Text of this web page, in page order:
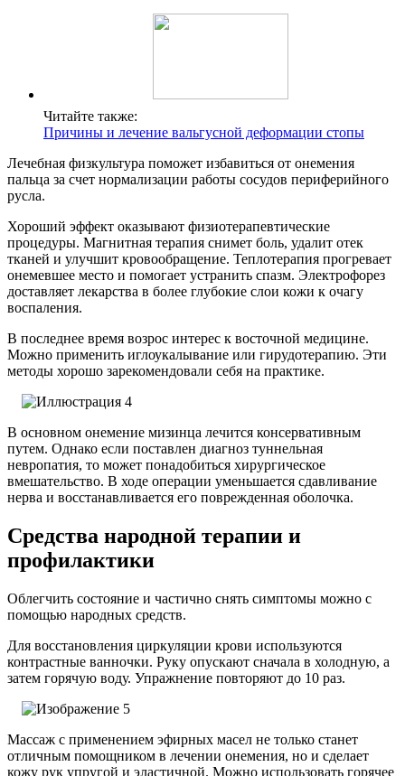
Читайте также:
Причины и лечение вальгусной деформации стопы
Лечебная физкультура поможет избавиться от онемения
пальца за счет нормализации работы сосудов периферийного
русла.
Хороший эффект оказывают физиотерапевтические
процедуры. Магнитная терапия снимет боль, удалит отек
тканей и улучшит кровообращение. Теплотерапия прогревает
онемевшее место и помогает устранить спазм. Электрофорез
доставляет лекарства в более глубокие слои кожи к очагу
воспаления.
В последнее время возрос интерес к восточной медицине.
Можно применить иглоукалывание или гирудотерапию. Эти
методы хорошо зарекомендовали себя на практике.
В основном онемение мизинца лечится консервативным
путем. Однако если поставлен диагноз туннельная
невропатия, то может понадобиться хирургическое
вмешательство. В ходе операции уменьшается сдавливание
нерва и восстанавливается его поврежденная оболочка.
Средства народной терапии и
профилактики
Облегчить состояние и частично снять симптомы можно с
помощью народных средств.
Для восстановления циркуляции крови используются
контрастные ванночки. Руку опускают сначала в холодную, а
затем горячую воду. Упражнение повторяют до 10 раз.
Массаж с применением эфирных масел не только станет
отличным помощником в лечении онемения, но и сделает
кожу рук упругой и эластичной. Можно использовать горячее